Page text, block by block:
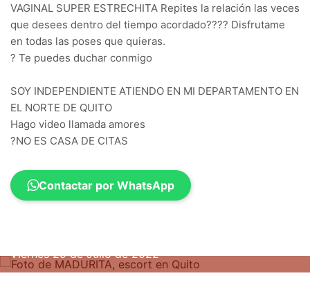
VAGINAL SUPER ESTRECHITA Repites la relación las veces
que desees dentro del tiempo acordado???? Disfrutame
en todas las poses que quieras.
? Te puedes duchar conmigo
SOY INDEPENDIENTE ATIENDO EN MI DEPARTAMENTO EN
EL NORTE DE QUITO
Hago video llamada amores
?NO ES CASA DE CITAS
Contactar por WhatsApp
Viernes 29 de Julio de 2022